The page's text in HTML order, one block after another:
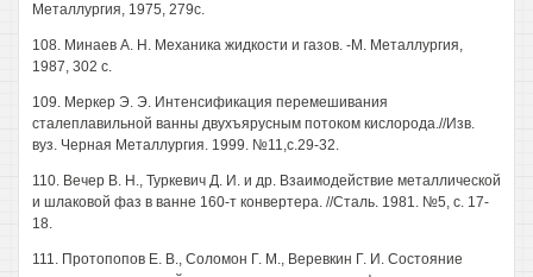
Металлургия, 1975, 279с.
108. Минаев А. Н. Механика жидкости и газов. -М. Металлургия,
1987, 302 с.
109. Меркер Э. Э. Интенсификация перемешивания
сталеплавильной ванны двухъярусным потоком кислорода.//Изв.
вуз. Черная Металлургия. 1999. №11,с.29-32.
110. Вечер В. Н., Туркевич Д. И. и др. Взаимодействие металлической
и шлаковой фаз в ванне 160-т конвертера. //Сталь. 1981. №5, с. 17-
18.
111. Протопопов E. В., Соломон Г. М., Веревкин Г. И. Состояние